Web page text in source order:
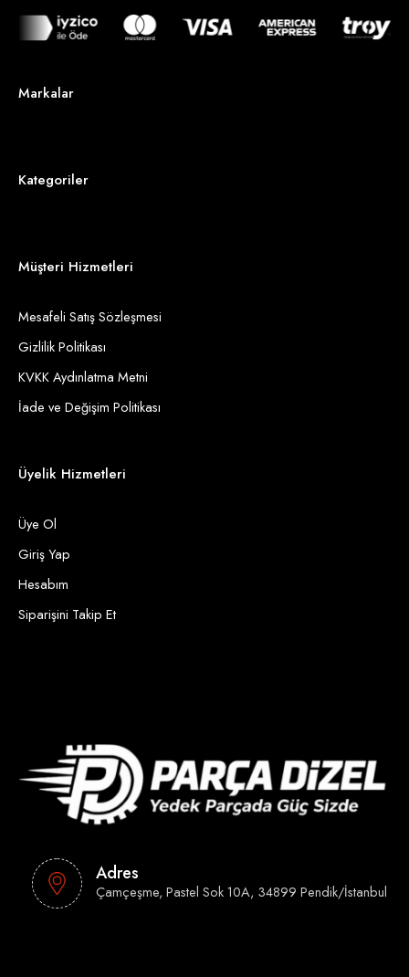
Markalar
Kategoriler
Müşteri Hizmetleri
Mesafeli Satış Sözleşmesi
Gizlilik Politikası
KVKK Aydınlatma Metni
İade ve Değişim Politikası
Üyelik Hizmetleri
Üye Ol
Giriş Yap
Hesabım
Siparişini Takip Et
Adres
Çamçeşme, Pastel Sok 10A, 34899 Pendik/İstanbul